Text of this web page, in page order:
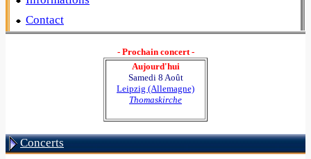
Contact
- Prochain concert -
Aujourd'hui
Samedi 8 Août
Leipzig (Allemagne)
Thomaskirche
Concerts